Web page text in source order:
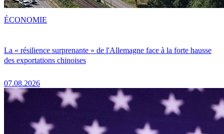
La « résilience surprenante » de l'Allemagne face à la forte hausse
des exportations chinoises
07.08.2026
ÉCONOMIE